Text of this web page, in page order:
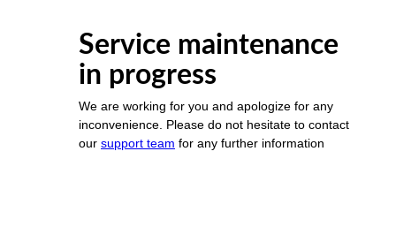
Service maintenance
in progress
We are working for you and apologize for any
inconvenience. Please do not hesitate to contact
our support team for any further information